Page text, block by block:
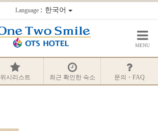
Language：한국어
MENU
위시리스트 최근 확인한 숙소 문의・FAQ